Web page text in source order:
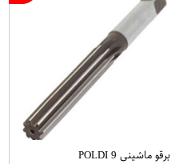
برقو ماشینی 9 POLDI